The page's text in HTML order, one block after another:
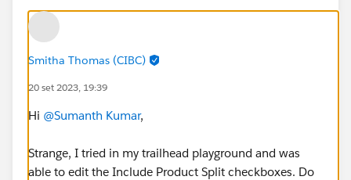
Smitha Thomas (CIBC)
20 set 2023, 19:39
Hi @Sumanth Kumar,
Strange, I tried in my trailhead playground and was
able to edit the Include Product Split checkboxes. Do